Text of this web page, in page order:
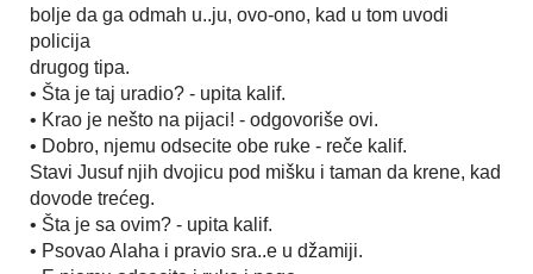
bolje da ga odmah u..ju, ovo-ono, kad u tom uvodi
policija
drugog tipa.
• Šta je taj uradio? - upita kalif.
• Krao je nešto na pijaci! - odgovoriše ovi.
• Dobro, njemu odsecite obe ruke - reče kalif.
Stavi Jusuf njih dvojicu pod mišku i taman da krene, kad
dovode trećeg.
• Šta je sa ovim? - upita kalif.
• Psovao Alaha i pravio sra..e u džamiji.